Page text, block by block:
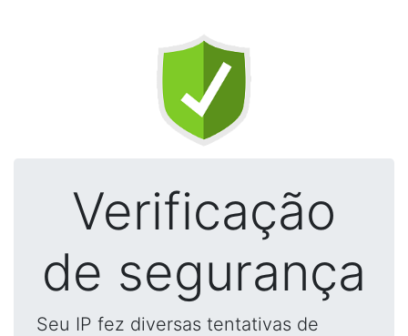
Verificação
de segurança
Seu IP fez diversas tentativas de